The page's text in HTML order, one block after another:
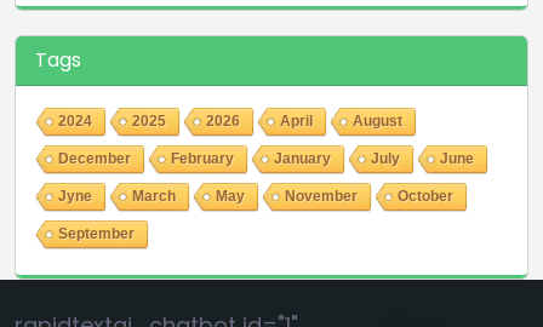
Tags
2024 2025 2026 April August
December February January July June
Jyne March May November October
September